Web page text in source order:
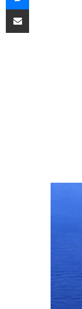
Podijeli putem E-maila